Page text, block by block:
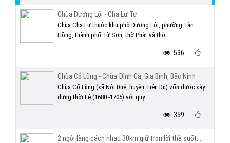
Chùa Dương Lôi - Cha Lư Tự
Chùa Cha Lư thuộc khu phố Dương Lôi, phường Tân
Hồng, thành phố Từ Sơn, thờ Phật và thờ...
536
Chùa Cổ Lũng - Chùa Đình Cả, Gia Bình, Bắc Ninh
Chùa Cổ Lũng (xã Nội Duệ, huyện Tiên Du) vốn được xây
dựng thời Lê (1680 -1705) với quy...
359
2 ngôi làng cách nhau 30km giữ trọn lời thề suốt...